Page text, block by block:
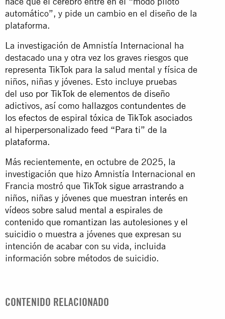
automático”, y pide un cambio en el diseño de la
plataforma.
La investigación de Amnistía Internacional ha
destacado una y otra vez los graves riesgos que
representa TikTok para la salud mental y física de
niños, niñas y jóvenes. Esto incluye pruebas
del uso por TikTok de elementos de diseño
adictivos, así como hallazgos contundentes de
los efectos de espiral tóxica de TikTok asociados
al hiperpersonalizado feed “Para ti” de la
plataforma.
Más recientemente, en octubre de 2025, la
investigación que hizo Amnistía Internacional en
Francia mostró que TikTok sigue arrastrando a
niños, niñas y jóvenes que muestran interés en
vídeos sobre salud mental a espirales de
contenido que romantizan las autolesiones y el
suicidio o muestra a jóvenes que expresan su
intención de acabar con su vida, incluida
información sobre métodos de suicidio.
CONTENIDO RELACIONADO